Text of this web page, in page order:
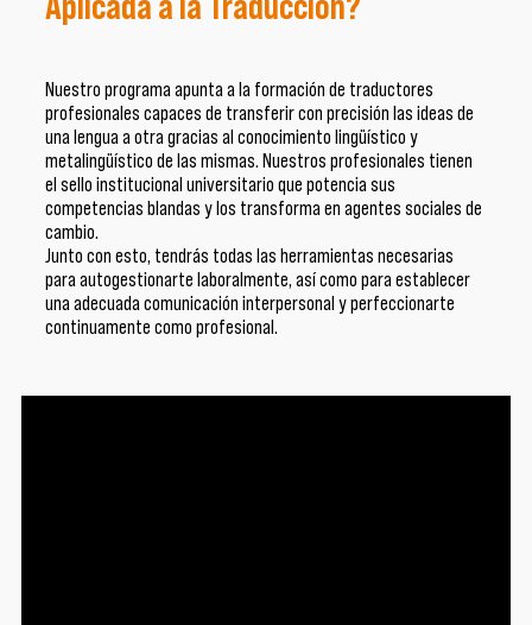
Nuestro programa apunta a la formación de traductores
profesionales capaces de transferir con precisión las ideas de
una lengua a otra gracias al conocimiento lingüístico y
metalingüístico de las mismas. Nuestros profesionales tienen
el sello institucional universitario que potencia sus
competencias blandas y los transforma en agentes sociales de
cambio.
Junto con esto, tendrás todas las herramientas necesarias
para autogestionarte laboralmente, así como para establecer
una adecuada comunicación interpersonal y perfeccionarte
continuamente como profesional.